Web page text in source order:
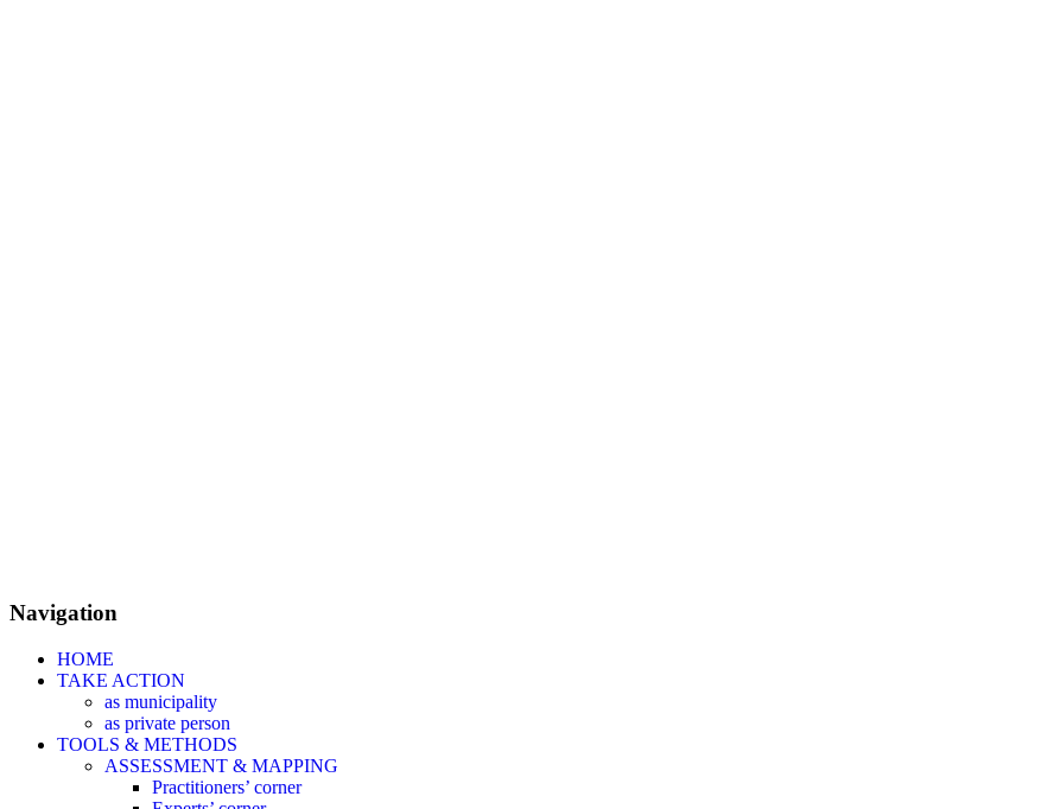
Navigation
HOME
TAKE ACTION
as municipality
as private person
TOOLS & METHODS
ASSESSMENT & MAPPING
Practitioners’ corner